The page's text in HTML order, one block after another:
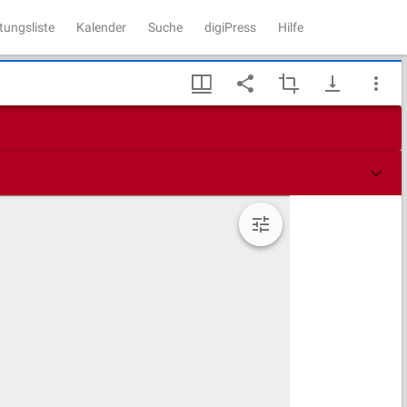
Kalender Suche digiPress Hilfe